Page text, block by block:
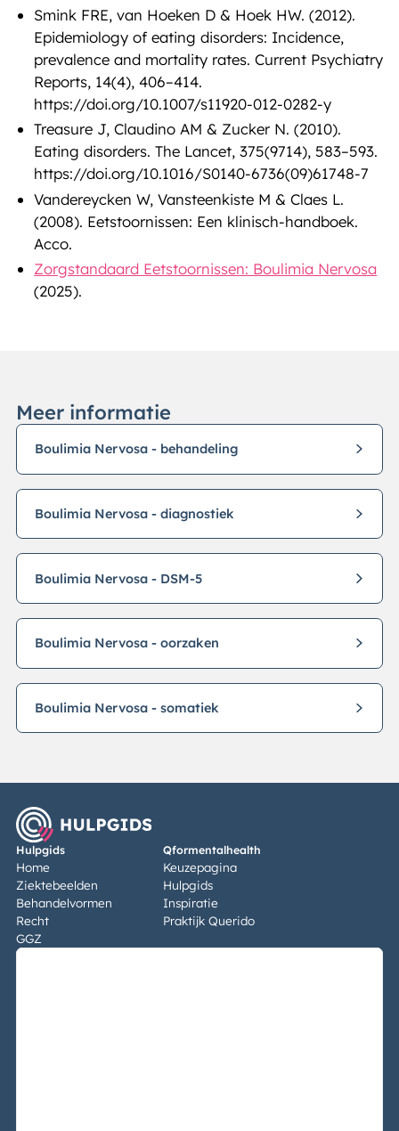
Smink FRE, van Hoeken D & Hoek HW. (2012).
Epidemiology of eating disorders: Incidence,
prevalence and mortality rates. Current Psychiatry
Reports, 14(4), 406–414.
https://doi.org/10.1007/s11920-012-0282-y
Treasure J, Claudino AM & Zucker N. (2010).
Eating disorders. The Lancet, 375(9714), 583–593.
https://doi.org/10.1016/S0140-6736(09)61748-7
Vandereycken W, Vansteenkiste M & Claes L.
(2008). Eetstoornissen: Een klinisch-handboek.
Acco.
Zorgstandaard Eetstoornissen: Boulimia Nervosa
(2025).
Meer informatie
Boulimia Nervosa - behandeling
Boulimia Nervosa - diagnostiek
Boulimia Nervosa - DSM-5
Boulimia Nervosa - oorzaken
Boulimia Nervosa - somatiek
Hulpgids
Home
Ziektebeelden
Behandelvormen
Recht
GGZ
Qformentalhealth
Keuzepagina
Hulpgids
Inspiratie
Praktijk Querido